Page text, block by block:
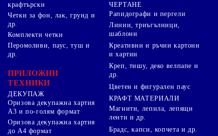
крафтърски
Четки за фон, лак, грунд и
др.
Комплекти четки
ЧЕРТАНЕ
Рапидографи и пергели
Линии, триъгълници,
шаблони
Перомоливи, паус, туш и
др.
ПРИЛОЖНИ
ТЕХНИКИ
ДЕКУПАЖ
Оризова декупажна хартия
А3 и по-голям формат
Оризова декупажна хартия
до А4 формат
Креативни и ръчни картони
и хартии
Креп, тишу, деко велпапе и
др.
Цветен и фигурален паус
КРАФТ МАТЕРИАЛИ
Магнити, лепила, лепящи
ленти и др.
Брадс, капси, копчета и др.